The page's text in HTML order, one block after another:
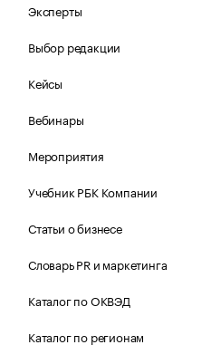
Эксперты
Выбор редакции
Кейсы
Вебинары
Мероприятия
Учебник РБК Компании
Статьи о бизнесе
Словарь PR и маркетинга
Каталог по ОКВЭД
Каталог по регионам